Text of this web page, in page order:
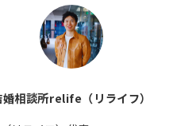
婚相談所relife（リライフ）